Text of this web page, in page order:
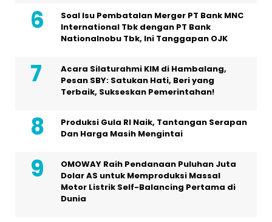
Soal Isu Pembatalan Merger PT Bank MNC
International Tbk dengan PT Bank
Nationalnobu Tbk, Ini Tanggapan OJK
Acara Silaturahmi KIM di Hambalang,
Pesan SBY: Satukan Hati, Beri yang
Terbaik, Sukseskan Pemerintahan!
Produksi Gula RI Naik, Tantangan Serapan
Dan Harga Masih Mengintai
OMOWAY Raih Pendanaan Puluhan Juta
Dolar AS untuk Memproduksi Massal
Motor Listrik Self-Balancing Pertama di
Dunia